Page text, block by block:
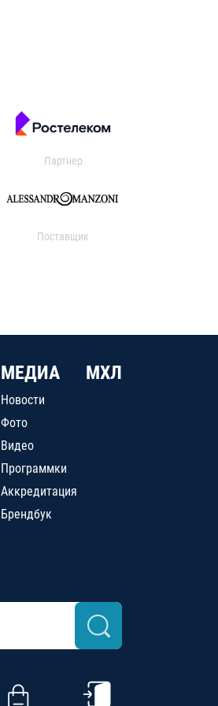
Партнер
Поставщик
МЕДИА
Новости
Фото
Видео
Программки
Аккредитация
Брендбук
МХЛ